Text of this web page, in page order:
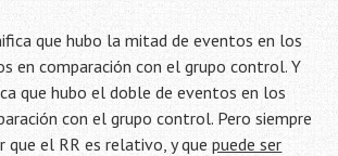
que hubo la mitad de eventos en los
en comparación con el grupo control. Y
que hubo el doble de eventos en los
con el grupo control. Pero siempre
que el RR es relativo, y quepuede ser